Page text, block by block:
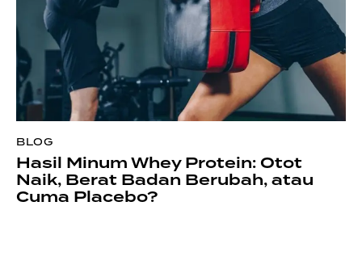
BLOG
Hasil Minum Whey Protein: Otot
Naik, Berat Badan Berubah, atau
Cuma Placebo?